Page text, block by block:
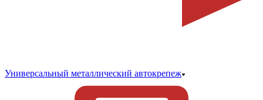
Универсальный металлический автокрепеж